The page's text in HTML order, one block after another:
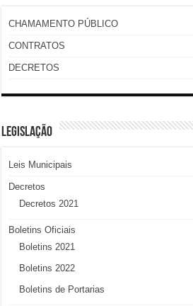
CHAMAMENTO PÚBLICO
CONTRATOS
DECRETOS
LEGISLAÇÃO
Leis Municipais
Decretos
Decretos 2021
Boletins Oficiais
Boletins 2021
Boletins 2022
Boletins de Portarias